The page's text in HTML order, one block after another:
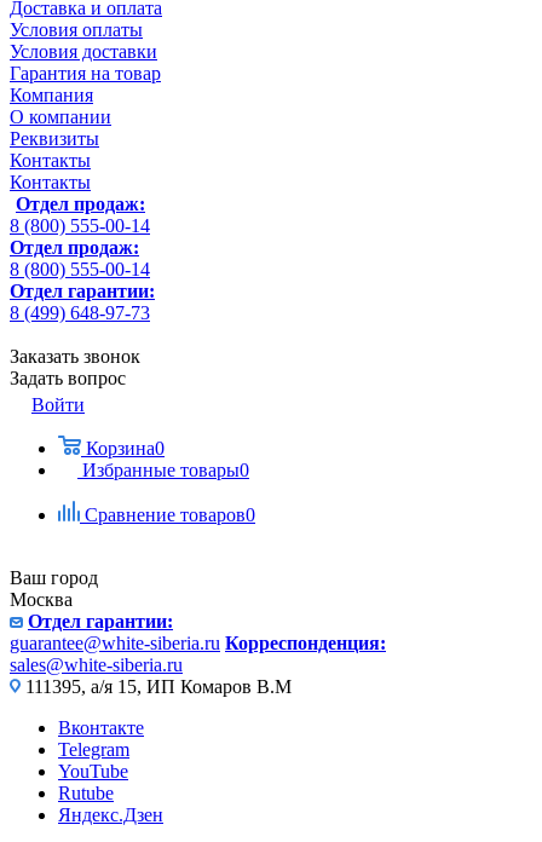
Доставка и оплата
Условия оплаты
Условия доставки
Гарантия на товар
Компания
О компании
Реквизиты
Контакты
Контакты
Отдел продаж:
8 (800) 555-00-14
Отдел продаж:
8 (800) 555-00-14
Отдел гарантии:
8 (499) 648-97-73
Заказать звонок
Задать вопрос
Войти
Корзина0
Избранные товары0
Сравнение товаров0
Ваш город
Москва
Отдел гарантии:
guarantee@white-siberia.ru Корреспонденция:
sales@white-siberia.ru
111395, а/я 15, ИП Комаров В.М
Вконтакте
Telegram
YouTube
Rutube
Яндекс.Дзен